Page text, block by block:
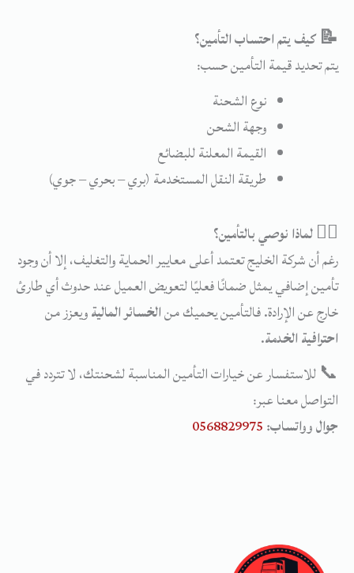
📝كيفيتماحتسابالتأمين؟
يتمتحديدقيمةالتأمينحسب:
نوعالشحنة
وجهةالشحن
القيمةالمعلنةللبضائع
طريقةالنقلالمستخدمة (بري –بحري –جوي)
🕵️‍♂️لماذانوصيبالتأمين؟
رغمأنشركةالخليجتعتمدأعلىمعاييرالحمايةوالتغليف،إلاأنوجود
تأمينإضافييمثلضمانًافعليًالتعويضالعميلعندحدوثأيطارئ
خارجعنالإرادة.فالتأمينيحميكمنالخسائرالماليةويعززمن
احترافيةالخدمة.
📞 للاستفسارعنخياراتالتأمينالمناسبةلشحنتك،لاتترددفي
التواصلمعناعبر:
جوالوواتساب:0568829975